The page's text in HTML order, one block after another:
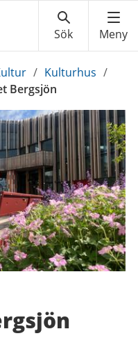
/ Kulturhus /
Bergsjön